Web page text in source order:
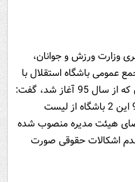
وزارت ورزش و جوانان،
عمومی باشگاه استقلال با
اشاره به حضورش در وزارت ورزش و جوانان که از سال 95 آغاز شد، گفت:
در آن زمان براساس مصوبه 28 مردادماه 94 این 2 باشگاه از لیست
هیئت مدیره منصوب شده
اشکالات حقوقی صورت